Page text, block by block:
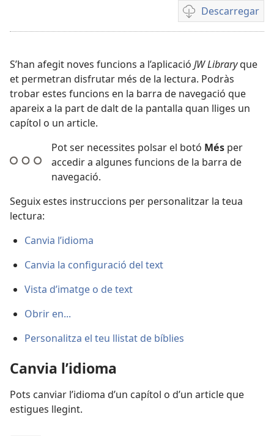
Descarregar
Opcions
de
de
vídeo
S’han afegit noves funcions a l’aplicació JW Libraryque
et permetran disfrutar més de la lectura. Podràs
trobar estes funcions en la barra de navegació que
apareix a la part de dalt de la pantalla quan lliges un
capítol o un article.
Pot ser necessites polsar el botó Més per
accedir a algunes funcions de la barra de
navegació.
Seguix estes instruccions per personalitzar la teua
lectura:
Canvia l’idioma
Canvia la configuració del text
Vista d’imatge o de text
Obrir en...
Personalitza el teu llistat de bíblies
Canvia l’idioma
Pots canviar l’idioma d’un capítol o d’un article que
estigues llegint.